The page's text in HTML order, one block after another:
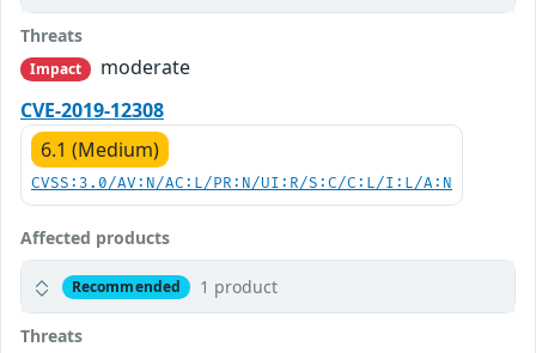
Threats
Impact
moderate
CVE-2019-12308
6.1 (Medium)
CVSS:3.0/AV:N/AC:L/PR:N/UI:R/S:C/C:L/I:L/A:N
Affected products
Recommended 1 product
Threats